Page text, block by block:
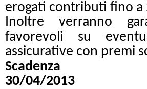
erogati contributi fino a
Inoltre verranno
favorevoli su
assicurative con premi
Scadenza
30/04/2013